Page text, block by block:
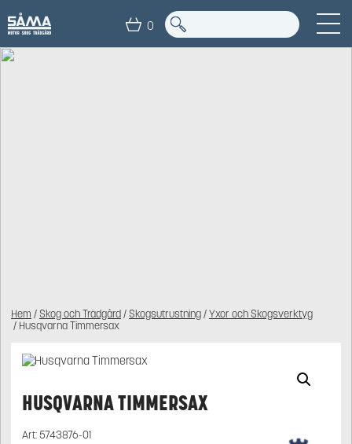
0
Hem / Skog och Trädgård/ Skogsutrustning/Yxor och Skogsverktyg
/ Husqvarna Timmersax
HUSQVARNA TIMMERSAX
Art:5743876-01